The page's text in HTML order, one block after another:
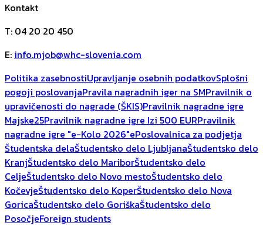
Kontakt
T: 04 20 20 450
E: info.mjob@whc-slovenia.com
Politika zasebnostiUpravljanje osebnih podatkovSplošni
pogoji poslovanjaPravila nagradnih iger na SMPravilnik o
upravičenosti do nagrade (ŠKIS)Pravilnik nagradne igre
Majske25Pravilnik nagradne igre Izi 500 EURPravilnik
nagradne igre "e-Kolo 2026"ePoslovalnica za podjetja
Študentska delaŠtudentsko delo LjubljanaŠtudentsko delo
KranjŠtudentsko delo MariborŠtudentsko delo
CeljeŠtudentsko delo Novo mestoŠtudentsko delo
KočevjeŠtudentsko delo KoperŠtudentsko delo Nova
GoricaŠtudentsko delo GoriškaŠtudentsko delo
PosočjeForeign students